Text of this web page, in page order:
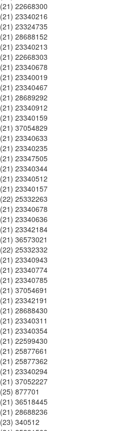
(21) 22668300
(21) 23340216
(21) 23324735
(21) 28688152
(21) 23340213
(21) 22668303
(21) 23340678
(21) 23340019
(21) 23340467
(21) 28689292
(21) 23340912
(21) 23340159
(21) 37054829
(21) 23340633
(21) 23340235
(21) 23347505
(21) 23340344
(21) 23340512
(21) 23340157
(22) 25332263
(21) 23340678
(21) 23340636
(21) 23342184
(21) 36573021
(22) 25332332
(21) 23340943
(21) 23340774
(21) 23340785
(21) 37054691
(21) 23342191
(21) 28688430
(21) 23340311
(21) 23340354
(21) 22599430
(21) 25877661
(21) 25877362
(21) 23340294
(21) 37052227
(25) 877701
(21) 36518445
(21) 28688236
(23) 340512